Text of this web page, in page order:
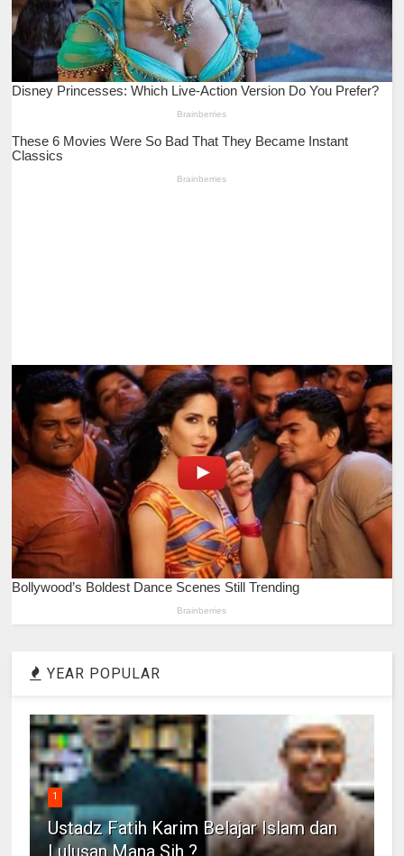
YEAR POPULAR
1
Ustadz Fatih Karim Belajar Islam dan